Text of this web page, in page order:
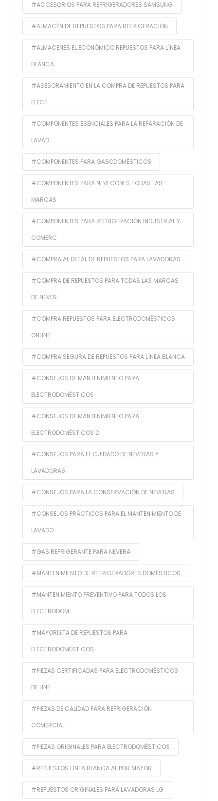
#ACCESORIOS PARA REFRIGERADORES SAMSUNG
#ALMACÉN DE REPUESTOS PARA REFRIGERACIÓN
#ALMACENES EL ECONÓMICO REPUESTOS PARA LÍNEA
BLANCA
#ASESORAMIENTO EN LA COMPRA DE REPUESTOS PARA
ELECT
#COMPONENTES ESENCIALES PARA LA REPARACIÓN DE
LAVAD
#COMPONENTES PARA GASODOMÉSTICOS
#COMPONENTES PARA NEVECONES TODAS LAS
MARCAS
#COMPONENTES PARA REFRIGERACIÓN INDUSTRIAL Y
COMERC
#COMPRA AL DETAL DE REPUESTOS PARA LAVADORAS
#COMPRA DE REPUESTOS PARA TODAS LAS MARCAS
DE NEVER
#COMPRA REPUESTOS PARA ELECTRODOMÉSTICOS
ONLINE
#COMPRA SEGURA DE REPUESTOS PARA LÍNEA BLANCA
#CONSEJOS DE MANTENIMIENTO PARA
ELECTRODOMÉSTICOS
#CONSEJOS DE MANTENIMIENTO PARA
ELECTRODOMÉSTICOS D
#CONSEJOS PARA EL CUIDADO DE NEVERAS Y
LAVADORAS
#CONSEJOS PARA LA CONSERVACIÓN DE NEVERAS
#CONSEJOS PRÁCTICOS PARA EL MANTENIMIENTO DE
LAVADO
#GAS REFRIGERANTE PARA NEVERA
#MANTENIMIENTO DE REFRIGERADORES DOMÉSTICOS
#MANTENIMIENTO PREVENTIVO PARA TODOS LOS
ELECTRODOM
#MAYORISTA DE REPUESTOS PARA
ELECTRODOMÉSTICOS
#PIEZAS CERTIFICADAS PARA ELECTRODOMÉSTICOS
DE LINE
#PIEZAS DE CALIDAD PARA REFRIGERACIÓN
COMERCIAL
#PIEZAS ORIGINALES PARA ELECTRODOMÉSTICOS
#REPUESTOS LÍNEA BLANCA AL POR MAYOR
#REPUESTOS ORIGINALES PARA LAVADORAS LG